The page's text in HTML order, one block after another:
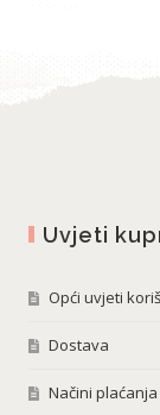
Uvjeti
Opći uvjeti
Dostava
Načini plaćanja